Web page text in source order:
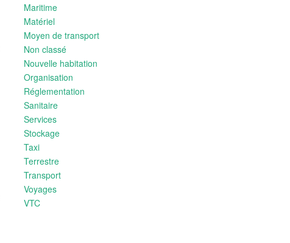
Maritime
Matériel
Moyen de transport
Non classé
Nouvelle habitation
Organisation
Réglementation
Sanitaire
Services
Stockage
Taxi
Terrestre
Transport
Voyages
VTC